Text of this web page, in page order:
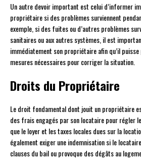
Un autre devoir important est celui d’informer
propriétaire si des problèmes surviennent
exemple, si des fuites ou d’autres problèmes
sanitaires ou aux autres systèmes, il est
immédiatement son propriétaire afin qu’il
mesures nécessaires pour corriger la situation.
Droits du Propriétaire
Le droit fondamental dont jouit un propriétaire
des frais engagés par son locataire pour régler
que le loyer et les taxes locales dues sur la
également exiger une indemnisation si le
clauses du bail ou provoque des dégâts au